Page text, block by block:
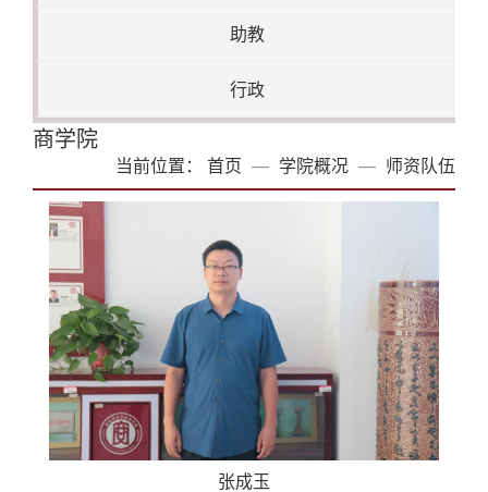
助教
行政
商学院
当前位置： 首页 学院概况 师资队伍
张成玉